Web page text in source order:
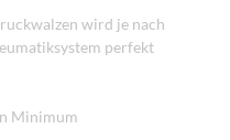
wird je nach
perfekt
Minimum